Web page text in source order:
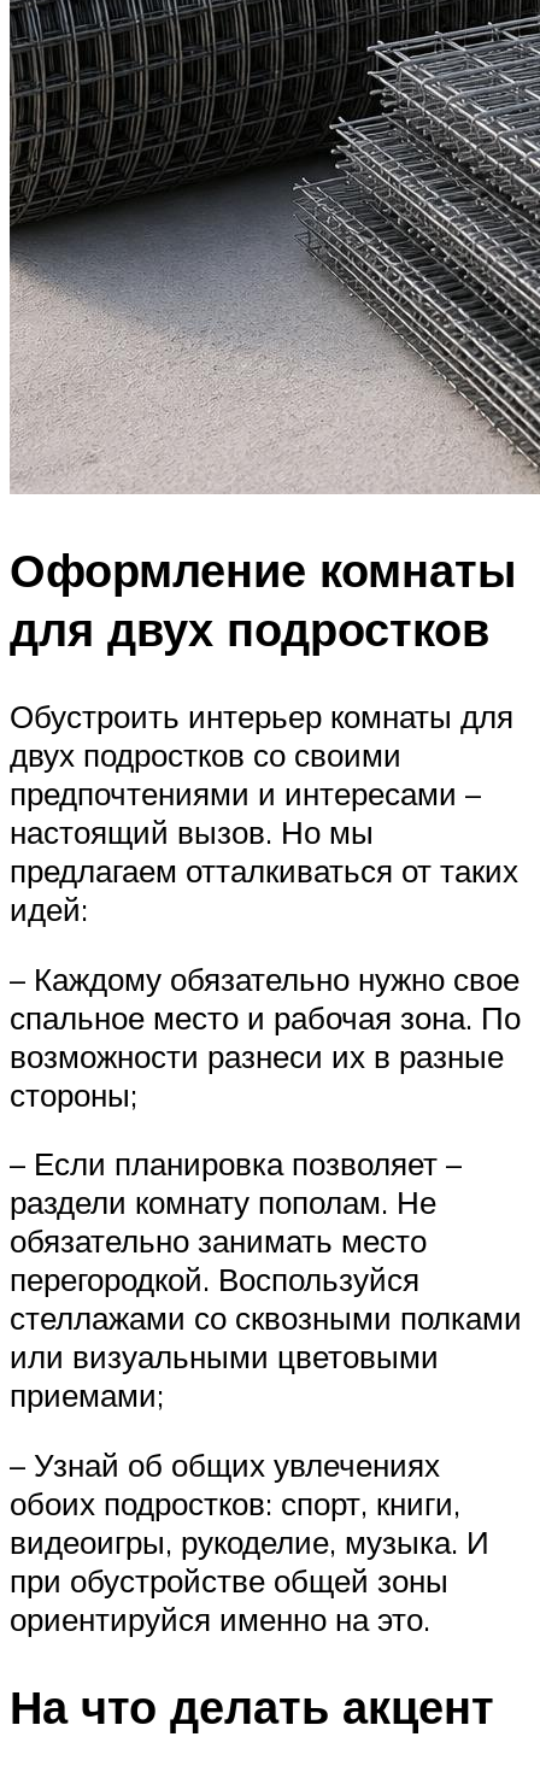
Оформление комнаты
для двух подростков
Обустроить интерьер комнаты для
двух подростков со своими
предпочтениями и интересами –
настоящий вызов. Но мы
предлагаем отталкиваться от таких
идей:
– Каждому обязательно нужно свое
спальное место и рабочая зона. По
возможности разнеси их в разные
стороны;
– Если планировка позволяет –
раздели комнату пополам. Не
обязательно занимать место
перегородкой. Воспользуйся
стеллажами со сквозными полками
или визуальными цветовыми
приемами;
– Узнай об общих увлечениях
обоих подростков: спорт, книги,
видеоигры, рукоделие, музыка. И
при обустройстве общей зоны
ориентируйся именно на это.
На что делать акцент